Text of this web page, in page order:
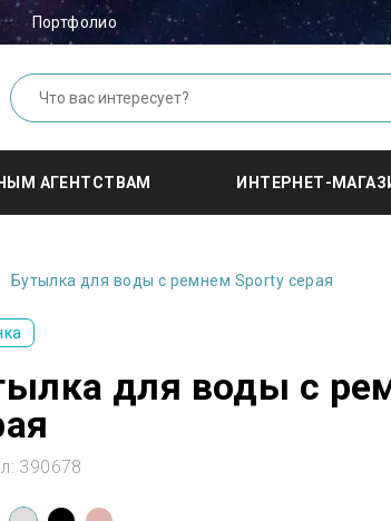
Портфолио
АГЕНТСТВАМ ИНТЕРНЕТ-
Бутылка для воды с ремнем Sporty серая
для воды с
390678